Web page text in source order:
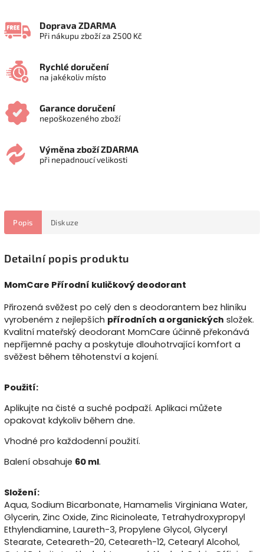
Doprava ZDARMA
Při nákupu zboží za 2500 Kč
Rychlé doručení
na jakékoliv místo
Garance doručení
nepoškozeného zboží
Výměna zboží ZDARMA
při nepadnoucí velikosti
Popis Diskuze
Detailní popis produktu
MomCare Přírodní kuličkový deodorant
Přirozená svěžest po celý den s deodorantem bez hliníku
vyrobeném z nejlepších přírodních a organických složek.
Kvalitní mateřský deodorant MomCare účinně překonává
nepříjemné pachy a poskytuje dlouhotrvající komfort a
svěžest během těhotenství a kojení.
Použití:
Aplikujte na čisté a suché podpaží. Aplikaci můžete
opakovat kdykoliv během dne.
Vhodné pro každodenní použití.
Balení obsahuje 60 ml.
Složení:
Aqua, Sodium Bicarbonate, Hamamelis Virginiana Water,
Glycerin, Zinc Oxide, Zinc Ricinoleate, Tetrahydroxypropyl
Ethylendiamine, Laureth-3, Propylene Glycol, Glyceryl
Stearate, Ceteareth-20, Ceteareth-12, Cetearyl Alcohol,